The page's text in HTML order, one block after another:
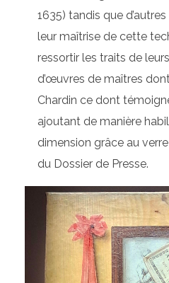
1635) tandis que
leur maîtrise de cette
ressortir les traits de
d’œuvres de maîtres
Chardin ce dont
ajoutant de manière
dimension grâce au
du Dossier de Presse.